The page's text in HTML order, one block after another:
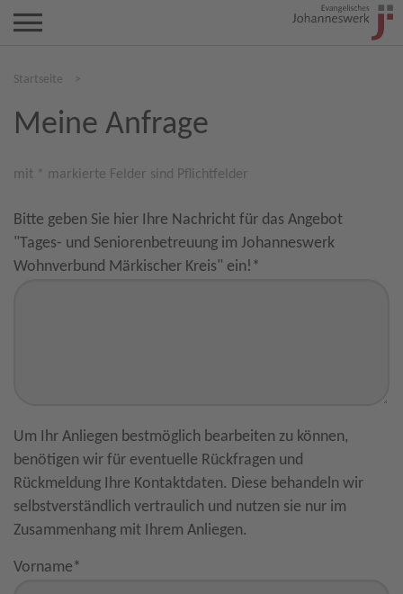
Startseite >
Meine Anfrage
mit * markierte Felder sind Pflichtfelder
Bitte geben Sie hier Ihre Nachricht für das Angebot
"Tages- und Seniorenbetreuung im Johanneswerk
Wohnverbund Märkischer Kreis" ein! *
Um Ihr Anliegen bestmöglich bearbeiten zu können,
benötigen wir für eventuelle Rückfragen und
Rückmeldung Ihre Kontaktdaten. Diese behandeln wir
selbstverständlich vertraulich und nutzen sie nur im
Zusammenhang mit Ihrem Anliegen.
Vorname*